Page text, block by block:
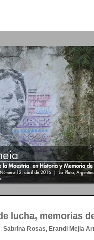
lucha, memorias
: Sabrina Rosas, Erandi Mejia